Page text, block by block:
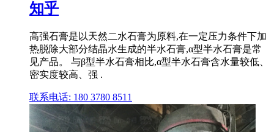
知乎
高强石膏是以天然二水石膏为原料,在一定压力条件下加
热脱除大部分结晶水生成的半水石膏,α型半水石膏是常
见产品。 与β型半水石膏相比,α型半水石膏含水量较低、
密实度较高、强 .
联系电话: 180 3780 8511